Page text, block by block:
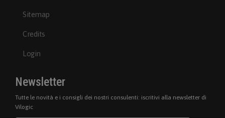
Sitemap
Credits
Login
Newsletter
Tutte le novità e i consigli dei nostri consulenti: iscritivi alla newsletter di
Vilogic